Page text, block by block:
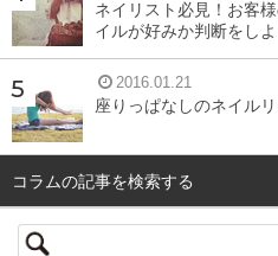
ネイリスト必見！お客
イルが好みか判断をしよ
2016.01.21
座りっぱなしのネイル
コラムの記事を検索する